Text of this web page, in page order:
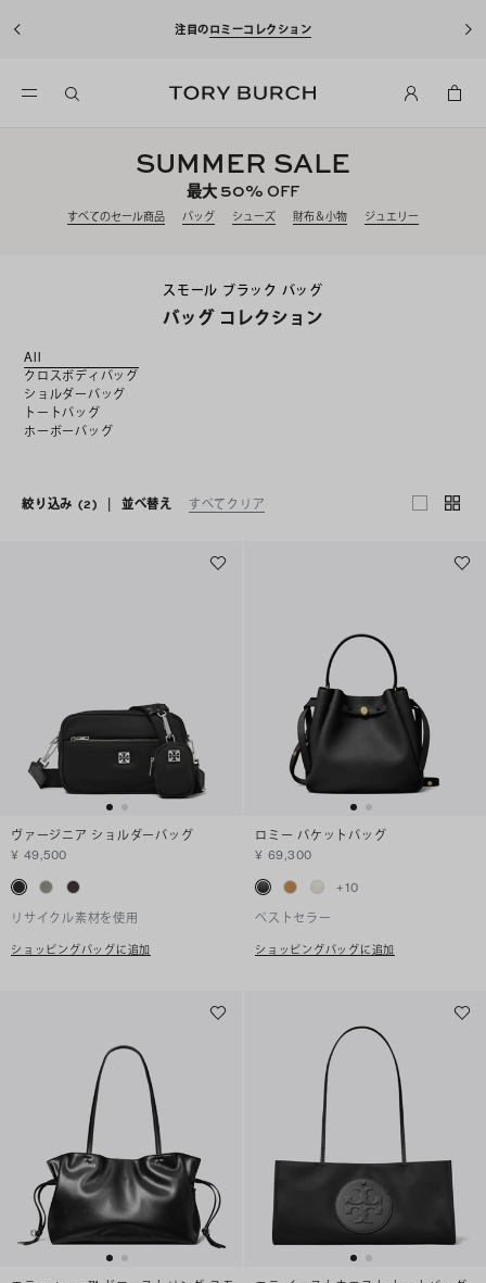
込)以上のお買い物にご利用いただけます。
SUMMER SALE
最大50% OFF
すべてのセール商品 バッグ シューズ 財布＆小物 ジュエリー
スモール ブラック バッグ
バッグ コレクション
All
クロスボディバッグ
ショルダーバッグ
トートバッグ
ホーボーバッグ
絞り込み (2) | 並べ替え すべてクリア
ヴァージニア ショルダーバッグ
¥ 49,500
リサイクル素材を使用
ショッピングバッグに追加
ロミー バケットバッグ
¥ 69,300
+10
ベストセラー
ショッピングバッグに追加